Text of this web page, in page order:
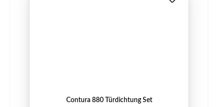
Contura 880 Türdichtung Set